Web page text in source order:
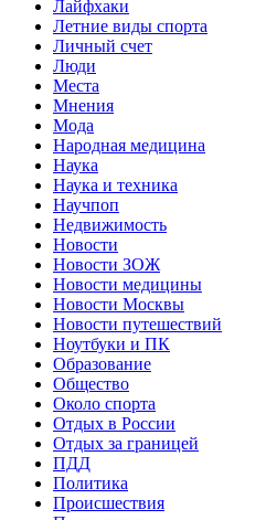
Лайфхаки
Летние виды спорта
Личный счет
Люди
Места
Мнения
Мода
Народная медицина
Наука
Наука и техника
Научпоп
Недвижимость
Новости
Новости ЗОЖ
Новости медицины
Новости Москвы
Новости путешествий
Ноутбуки и ПК
Образование
Общество
Около спорта
Отдых в России
Отдых за границей
ПДД
Политика
Происшествия